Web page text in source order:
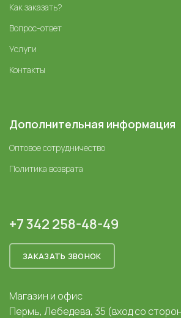
Как заказать?
Вопрос-ответ
Услуги
Контакты
Дополнительная информация
Оптовое сотрудничество
Политика возврата
+7 342 258-48-49
ЗАКАЗАТЬ ЗВОНОК
Магазин и офис
Пермь, Лебедева, 35 (вход со